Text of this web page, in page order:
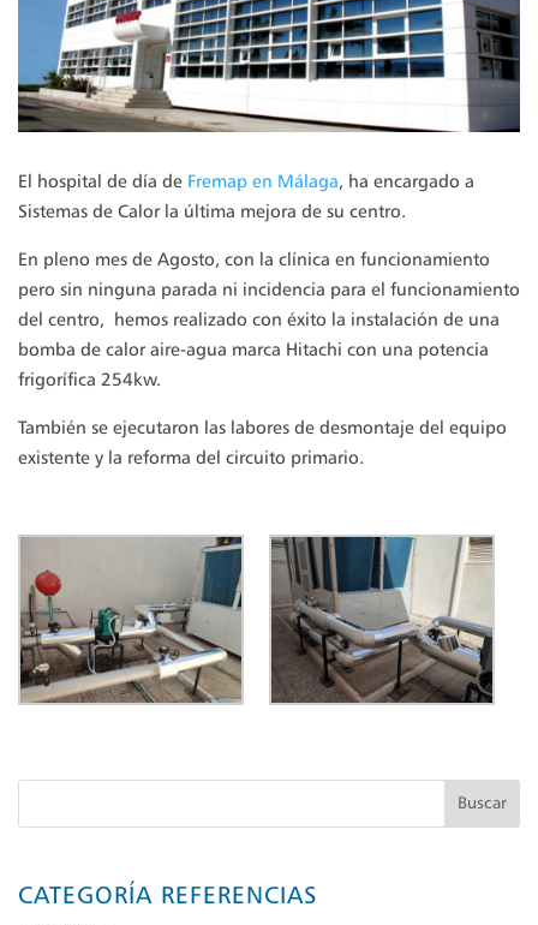
El hospital de día de Fremap en Málaga, ha encargado a
Sistemas de Calor la última mejora de su centro.
En pleno mes de Agosto, con la clínica en funcionamiento
pero sin ninguna parada ni incidencia para el funcionamiento
del centro, hemos realizado con éxito la instalación de una
bomba de calor aire-agua marca Hitachi con una potencia
frigorífica 254kw.
También se ejecutaron las labores de desmontaje del equipo
existente y la reforma del circuito primario.
Buscar
CATEGORÍA REFERENCIAS